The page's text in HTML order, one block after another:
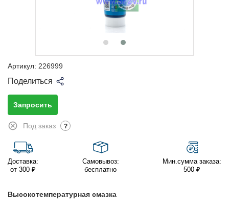
Артикул: 226999
Поделиться
Запросить
Под заказ ?
Доставка:
от 300 ₽
Самовывоз:
бесплатно
Мин.сумма заказа:
500 ₽
Высокотемпературная смазка